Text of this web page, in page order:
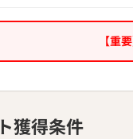
【重
獲得条件